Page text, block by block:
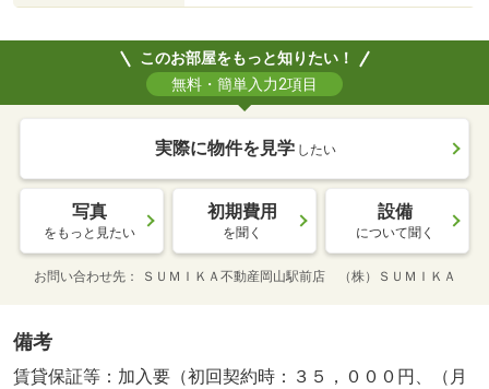
このお部屋をもっと知りたい！
無料・簡単入力2項目
実際に物件を見学 したい
写真
をもっと見たい
初期費用
を聞く
設備
について聞く
お問い合わせ先 ＳＵＭＩＫＡ不動産岡山駅前店 （株）ＳＵＭＩＫＡ
備考
賃貸保証等：加入要（初回契約時：３５，０００円、（月